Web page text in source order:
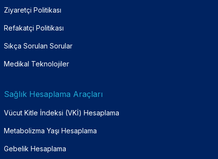
Ziyaretçi Politikası
Refakatçi Politikası
Sıkça Sorulan Sorular
Medikal Teknolojiler
Sağlık Hesaplama Araçları
Vücut Kitle İndeksi (VKİ) Hesaplama
Metabolizma Yaşı Hesaplama
Gebelik Hesaplama